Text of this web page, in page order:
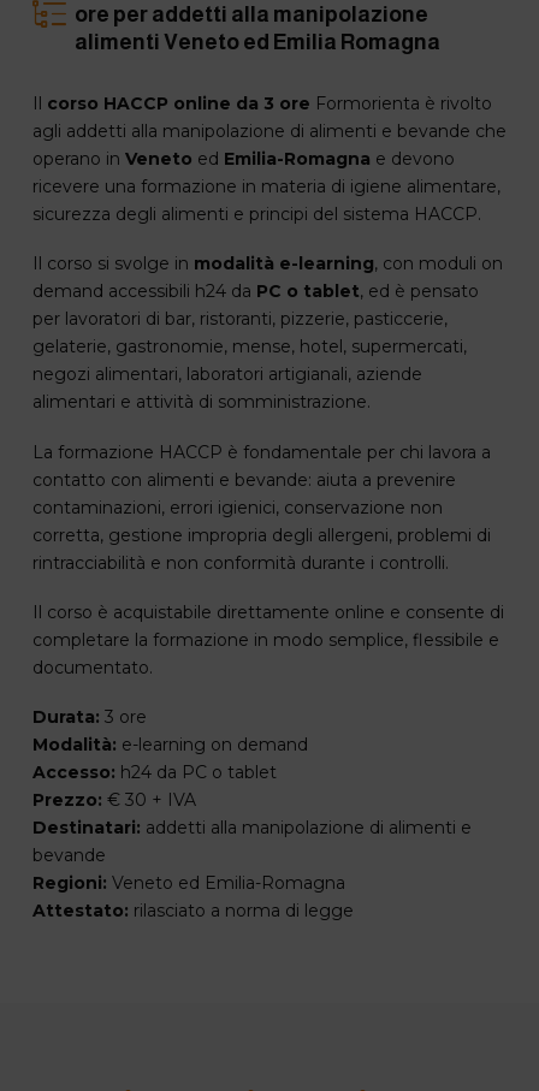
ore per addetti alla manipolazione
alimenti Veneto ed Emilia Romagna
Il corso HACCP online da 3 ore Formorienta è rivolto
agli addetti alla manipolazione di alimenti e bevande che
operano in Veneto ed Emilia-Romagna e devono
ricevere una formazione in materia di igiene alimentare,
sicurezza degli alimenti e principi del sistema HACCP.
Il corso si svolge in modalità e-learning, con moduli on
demand accessibili h24 da PC o tablet, ed è pensato
per lavoratori di bar, ristoranti, pizzerie, pasticcerie,
gelaterie, gastronomie, mense, hotel, supermercati,
negozi alimentari, laboratori artigianali, aziende
alimentari e attività di somministrazione.
La formazione HACCP è fondamentale per chi lavora a
contatto con alimenti e bevande: aiuta a prevenire
contaminazioni, errori igienici, conservazione non
corretta, gestione impropria degli allergeni, problemi di
rintracciabilità e non conformità durante i controlli.
Il corso è acquistabile direttamente online e consente di
completare la formazione in modo semplice, flessibile e
documentato.
Durata: 3 ore
Modalità: e-learning on demand
Accesso: h24 da PC o tablet
Prezzo: € 30 + IVA
Destinatari: addetti alla manipolazione di alimenti e
bevande
Regioni: Veneto ed Emilia-Romagna
Attestato: rilasciato a norma di legge